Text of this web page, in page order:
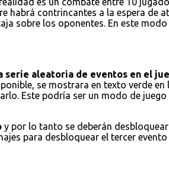
habrá contrincantes a la espera de
sobre los oponentes. En este
serie aleatoria de eventos en el
se mostrara en texto verde en
Este podría ser un modo de
y por lo tanto se deberán
para desbloquear el tercer